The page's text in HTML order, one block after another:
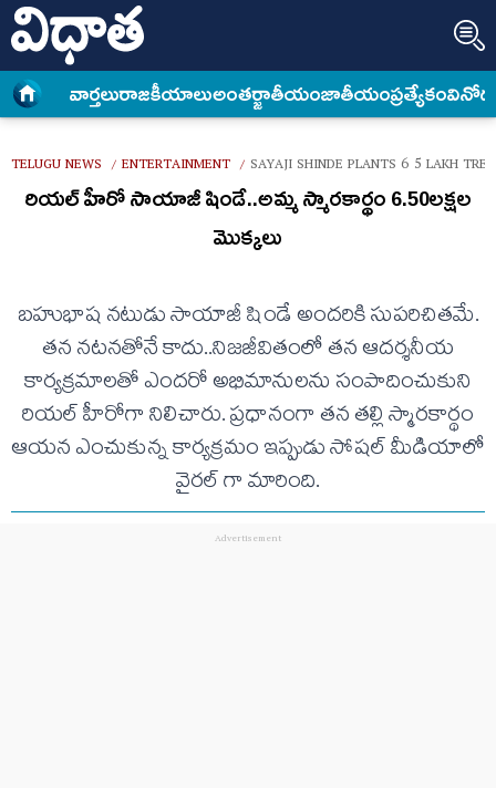
వార్త‌లురాజకీయాలుఅంత‌ర్జాతీయంజాతీయంప్రత్యేకం
TELUGU NEWS / ENTERTAINMENT / SAYAJI SHINDE PLANTS 6 5 LAKH
రియల్ హీరో సాయాజీ షిండే..అమ్మ స్మారకార్థం 6.50లక్షల
మొక్కలు
బహుభాష నటుడు సాయాజీ షిండే అందరికి సుపరిచితమే.
తన నటనతోనే కాదు..నిజజీవితంలో తన ఆదర్శనీయ
కార్యక్రమాలతో ఎందరో అభిమానులను సంపాదించుకుని
రియల్ హీరోగా నిలిచారు. ప్రధానంగా తన తల్లి స్మారకార్థం
ఆయన ఎంచుకున్న కార్యక్రమం ఇప్పుడు సోషల్ మీడియాలో
వైరల్ గా మారింది.